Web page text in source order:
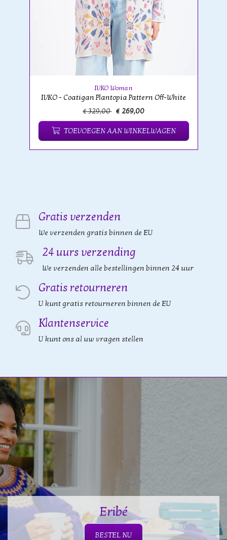
IVKO Woman
IVKO - Coatigan Plantopia Pattern Off-White
€ 329,00 € 269,00
TOEVOEGEN AAN WINKELWAGEN
Gratis verzenden
We verzenden gratis binnen de EU
24 uurs verzending
We verzenden alle bestellingen binnen 24 uur
Gratis retourneren
U kunt gratis retourneren binnen de EU
Klantenservice
U kunt ons al uw vragen stellen
Eribé
BESTEL NU